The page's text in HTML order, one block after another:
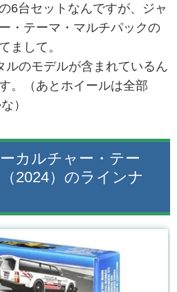
6台セットなんですが、ジャ
・テーマ・マルチパックの
まして。
ルのモデルが含まれているん
。（あとホイールは全部
）
カルチャー・テー
2024）のラインナ